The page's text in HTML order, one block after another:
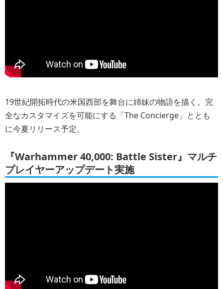
19世紀開拓時代の米国西部を舞台に姉妹の物語を描く。完
全なカスタマイズを可能にする「The Concierge」ととも
に今夏リリース予定。
『Warhammer 40,000: Battle Sister』マルチ
プレイヤーアップデート実施